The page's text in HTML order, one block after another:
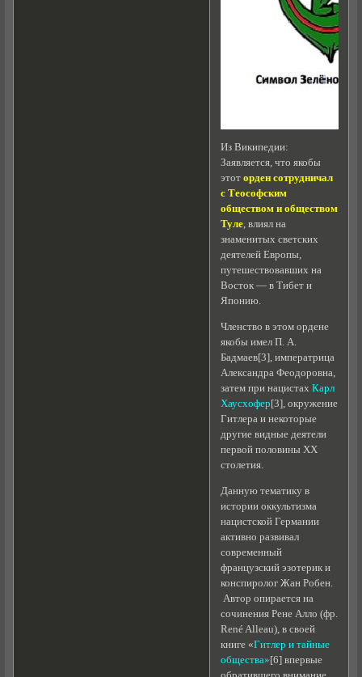
Из Википедии:
Заявляется, что якобы
этот орден сотрудничал
с Теософским
обществом и обществом
Туле, влиял на
знаменитых светских
деятелей Европы,
путешествовавших на
Восток — в Тибет и
Японию.
Членство в этом ордене
якобы имел П. А.
Бадмаев[3], императрица
Александра Феодоровна,
затем при нацистах Карл
Хаусхофер [3], окружение
Гитлера и некоторые
другие видные деятели
первой половины XX
столетия.
Данную тематику в
истории оккультизма
нацистской Германии
активно развивал
современный
французский эзотерик и
конспиролог Жан Робен.
Автор опирается на
сочинения Рене Алло (фр.
René Alleau), в своей
книге «Гитлер и тайные
общества»[6] впервые